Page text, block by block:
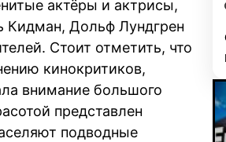
актёры и актрисы,
Дольф Лундгрен
Стоит отметить, что
кинокритиков,
внимание большого
представлен
подводные